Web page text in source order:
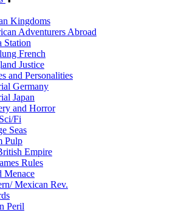
Kingdoms
Adventurers Abroad
Station
French
Justice
and Personalities
Germany
Japan
and Horror
Fi
Seas
Pulp
Empire
Rules
Menace
Mexican Rev.
Peril